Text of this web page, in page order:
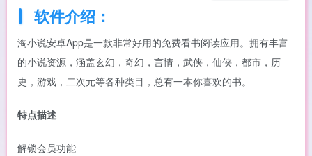
软件介绍：
淘小说安卓App是一款非常好用的免费看书阅读应用。拥有丰富
的小说资源，涵盖玄幻，奇幻，言情，武侠，仙侠，都市，历
史，游戏，二次元等各种类目，总有一本你喜欢的书。
特点描述
解锁会员功能